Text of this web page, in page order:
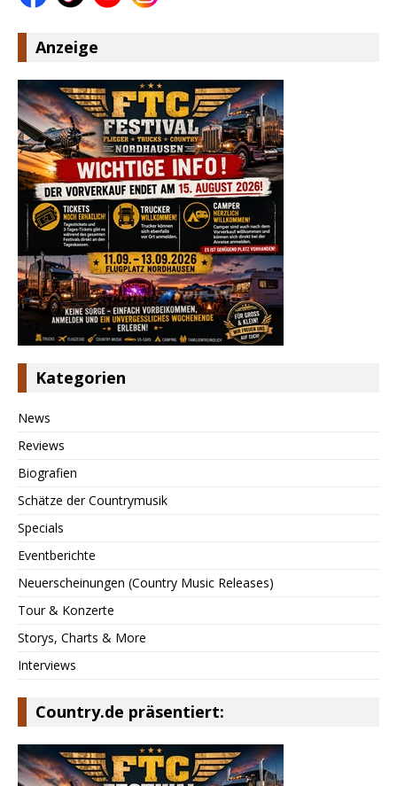
Anzeige
Kategorien
News
Reviews
Biografien
Schätze der Countrymusik
Specials
Eventberichte
Neuerscheinungen (Country Music Releases)
Tour & Konzerte
Storys, Charts & More
Interviews
Country.de präsentiert: